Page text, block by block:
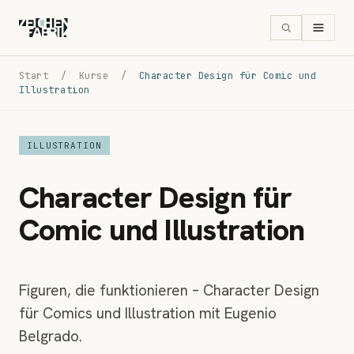
Start / Kurse /
Character Design für Comic und
Illustration
ILLUSTRATION
Character Design für
Comic und Illustration
Figuren, die funktionieren – Character Design
für Comics und Illustration mit Eugenio
Belgrado.